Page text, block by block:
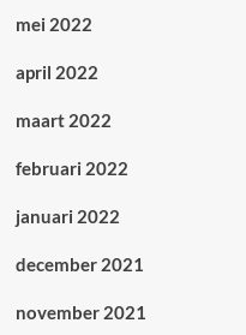
mei 2022
april 2022
maart 2022
februari 2022
januari 2022
december 2021
november 2021